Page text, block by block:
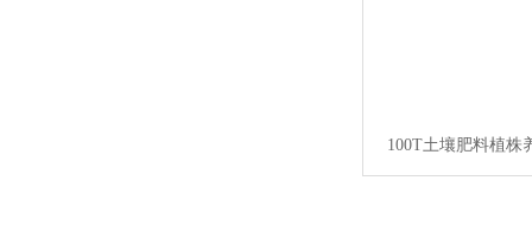
100T土壤肥料植株